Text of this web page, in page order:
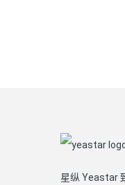
星纵 Yeastar